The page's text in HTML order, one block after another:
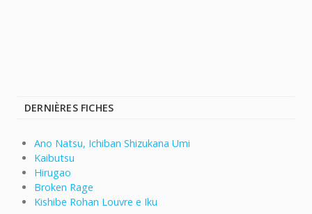
DERNIÈRES FICHES
Ano Natsu, Ichiban Shizukana Umi
Kaibutsu
Hirugao
Broken Rage
Kishibe Rohan Louvre e Iku